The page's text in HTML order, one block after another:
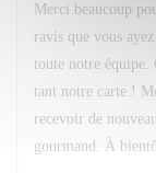
Merci beaucoup
ravis que vous
toute notre équipe.
tant notre carte !
recevoir de
gourmand. À